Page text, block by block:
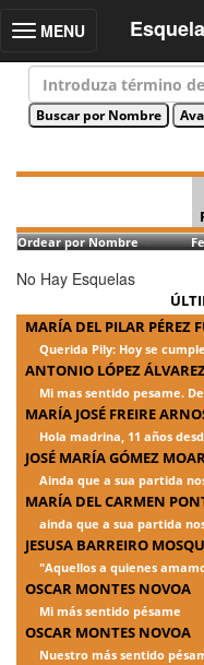
Toggle
MENU
Ordear por Nombre
No Hay Esquelas
MARÍA DEL PILAR PÉREZ
Querida Pily: Hoy se
ANTONIO LÓPEZ
Mi mas sentido pesame.
MARÍA JOSÉ FREIRE
Hola madrina, 11 años
JOSÉ MARÍA GÓMEZ
Ainda que a sua partida
MARÍA DEL CARMEN
ainda que a sua partida
JESUSA BARREIRO
"Aquellos a quienes
OSCAR MONTES NOVOA
Mi más sentido pésame
OSCAR MONTES NOVOA
Nuestro más sentido